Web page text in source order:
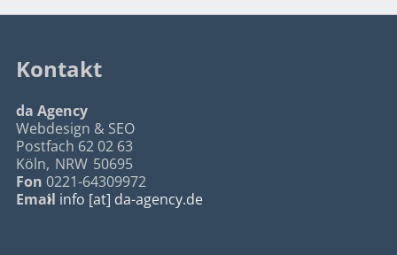
Kontakt
da Agency
Webdesign & SEO
Postfach 62 02 63
Köln, NRW 50695
Fon 0221-64309972
Email info [at] da-agency.de